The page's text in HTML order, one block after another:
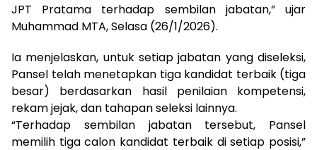
JPT Pratama terhadap sembilan jabatan,” ujar
Muhammad MTA, Selasa (26/1/2026).
Ia menjelaskan, untuk setiap jabatan yang diseleksi,
Pansel telah menetapkan tiga kandidat terbaik (tiga
besar) berdasarkan hasil penilaian kompetensi,
rekam jejak, dan tahapan seleksi lainnya.
“Terhadap sembilan jabatan tersebut, Pansel
memilih tiga calon kandidat terbaik di setiap posisi,”